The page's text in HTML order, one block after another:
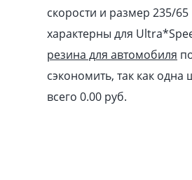
скорости и размер 235/65
характерны для
резина для автомобиля
сэкономить, так как одна
всего 0.00 pуб.